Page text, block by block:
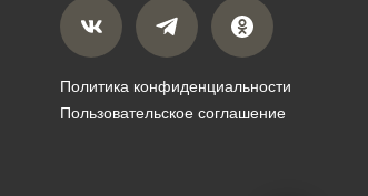
Политика конфиденциальности
Пользовательское соглашение